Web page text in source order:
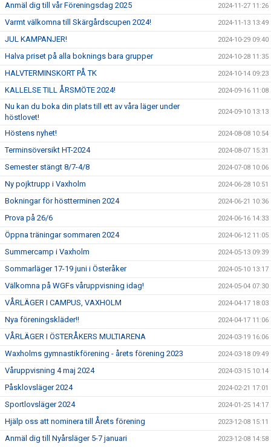
Anmäl dig till vår Föreningsdag 2025 2024-11-27 11:26
Varmt välkomna till Skärgårdscupen 2024! 2024-11-13 13:49
JUL KAMPANJER! 2024-10-29 09:40
Halva priset på alla boknings bara grupper 2024-10-28 11:35
HALVTERMINSKORT PÅ TK 2024-10-14 09:23
KALLELSE TILL ÅRSMÖTE 2024! 2024-09-16 11:08
Nu kan du boka din plats till ett av våra läger under
höstlovet!
2024-09-10 13:13
Höstens nyhet! 2024-08-08 10:54
Terminsöversikt HT-2024 2024-08-07 15:31
Semester stängt 8/7-4/8 2024-07-08 10:06
Ny pojktrupp i Vaxholm 2024-06-28 10:51
Bokningar för höstterminen 2024 2024-06-21 10:36
Prova på 26/6 2024-06-16 14:33
Öppna träningar sommaren 2024 2024-06-12 11:05
Summercamp i Vaxholm 2024-05-13 09:39
Sommarläger 17-19 juni i Österåker 2024-05-10 13:17
Välkomna på WGFs våruppvisning idag! 2024-05-04 07:30
VÅRLÄGER I CAMPUS, VAXHOLM 2024-04-17 18:03
Nya föreningskläder!! 2024-04-17 11:06
VÅRLÄGER I ÖSTERÅKERS MULTIARENA 2024-03-19 16:06
Waxholms gymnastikförening - årets förening 2023 2024-03-18 09:49
Våruppvisning 4 maj 2024 2024-03-15 10:14
Påsklovsläger 2024 2024-02-21 17:01
Sportlovsläger 2024 2024-01-25 14:17
Hjälp oss att nominera till Årets förening 2023-12-08 15:11
Anmäl dig till Nyårsläger 5-7 januari 2023-12-08 14:58